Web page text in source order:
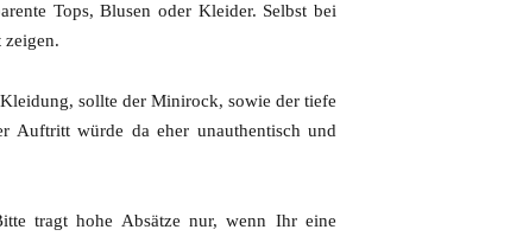
Tops, Blusen oder Kleider. Selbst bei
zeigen.
sollte der Minirock, sowie der tiefe
Auftritt würde da eher unauthentisch und
tragt hohe Absätze nur, wenn Ihr eine